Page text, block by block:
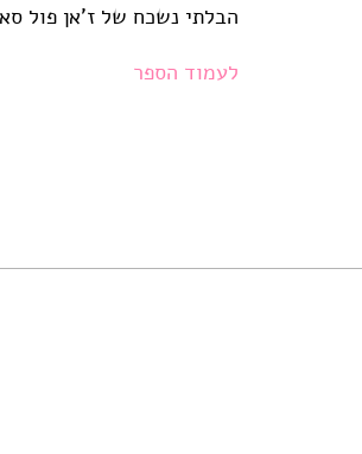
הבלתי נשכח של ז'אן פול
לעמוד הספר